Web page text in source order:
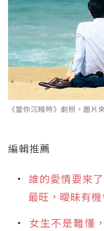
《當你沉睡時》劇照。圖片
編輯推薦
誰的愛情要來
最旺，曖昧有機
女生不是難懂